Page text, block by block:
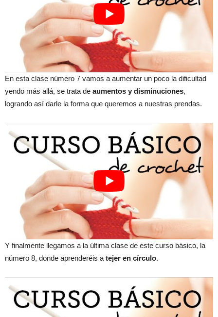
En esta clase número 7 vamos a aumentar un poco la dificultad
yendo más allá, se trata de aumentos y disminuciones,
logrando así darle la forma que queremos a nuestras prendas.
Y finalmente llegamos a la última clase de este curso básico, la
número 8, donde aprenderéis a tejer en círculo.